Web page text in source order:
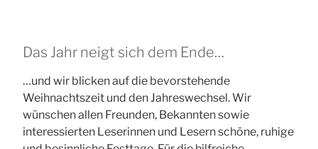
Das Jahr neigt sich dem Ende…
…und wir blicken auf die bevorstehende
Weihnachtszeit und den Jahreswechsel. Wir
wünschen allen Freunden, Bekannten sowie
interessierten Leserinnen und Lesern schöne, ruhige